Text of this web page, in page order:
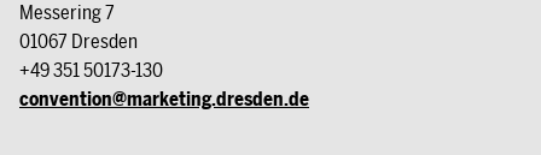
Messering 7
01067 Dresden
+49 351 50173-130
convention@marketing.dresden.de